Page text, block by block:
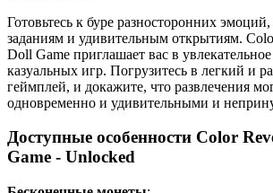
Готовьтесь к буре разносторонних
заданиям и удивительным открытиям.
Doll Game приглашает вас в
казуальных игр. Погрузитесь в легкий и
геймплей, и докажите, что развлечения
одновременно и удивительными и
Доступные особенности Color
Game - Unlocked